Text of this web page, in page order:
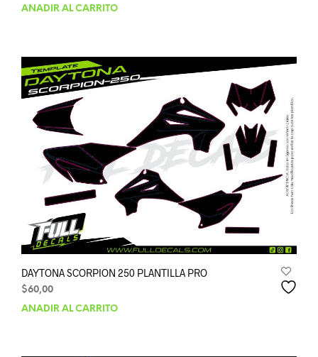
AÑADIR AL CARRITO
DAYTONA SCORPION 250 PLANTILLA PRO
$60,00
AÑADIR AL CARRITO